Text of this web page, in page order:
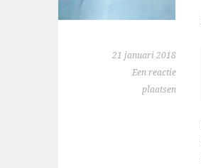
21 januari 2018
Een reactie
plaatsen